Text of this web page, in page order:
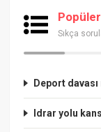
Sıkça
Deport
Idrar yolu